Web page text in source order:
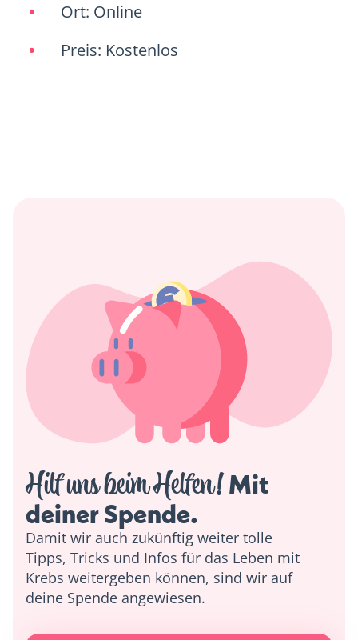
Ort: Online
Preis: Kostenlos
Hilf uns beim Helfen! Mit
deiner Spende.
Damit wir auch zukünftig weiter tolle
Tipps, Tricks und Infos für das Leben mit
Krebs weitergeben können, sind wir auf
deine Spende angewiesen.